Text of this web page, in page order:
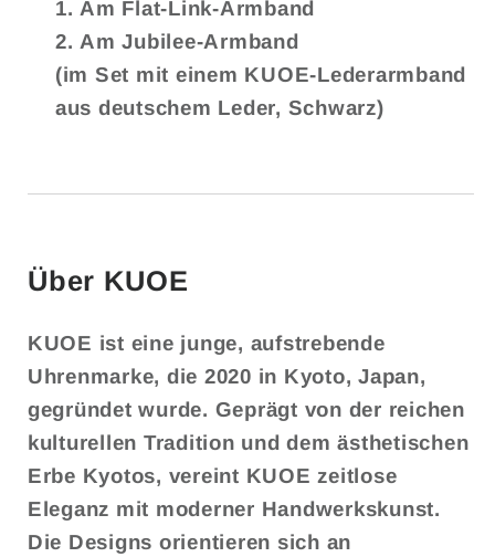
Am Flat-Link-Armband
AmJubilee-Armband
(im Set mit einem KUOE-Lederarmband
aus deutschem Leder, Schwarz)
Über KUOE
KUOE ist eine junge, aufstrebende
Uhrenmarke, die 2020 in Kyoto, Japan,
gegründet wurde. Geprägt von der reichen
kulturellen Tradition und dem ästhetischen
Erbe Kyotos, vereint KUOE zeitlose
Eleganz mit moderner Handwerkskunst.
Die Designs orientieren sich an